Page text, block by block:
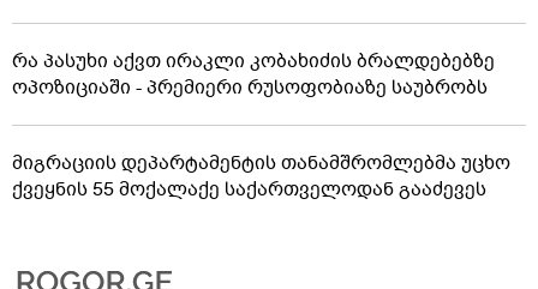
რა პასუხი აქვთ ირაკლი კობახიძის ბრალდებებზე
ოპოზიციაში - პრემიერი რუსოფობიაზე საუბრობს
მიგრაციის დეპარტამენტის თანამშრომლებმა უცხო
ქვეყნის 55 მოქალაქე საქართველოდან გააძევეს